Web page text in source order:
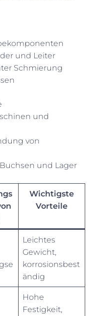
und Leiter
Schmierung
und
von
und Lager
Wichtigste
Vorteile
Leichtes
Gewicht,
korrosionsbest
ändig
Hohe
Festigkeit,